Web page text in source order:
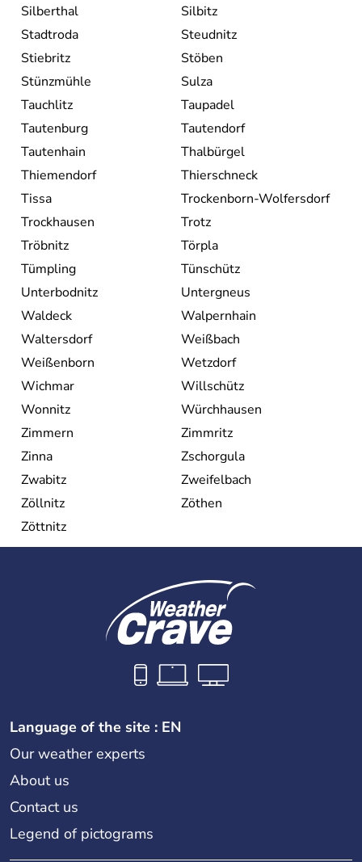
Silberthal
Silbitz
Stadtroda
Steudnitz
Stiebritz
Stöben
Stünzmühle
Sulza
Tauchlitz
Taupadel
Tautenburg
Tautendorf
Tautenhain
Thalbürgel
Thiemendorf
Thierschneck
Tissa
Trockenborn-Wolfersdorf
Trockhausen
Trotz
Tröbnitz
Törpla
Tümpling
Tünschütz
Unterbodnitz
Untergneus
Waldeck
Walpernhain
Waltersdorf
Weißbach
Weißenborn
Wetzdorf
Wichmar
Willschütz
Wonnitz
Würchhausen
Zimmern
Zimmritz
Zinna
Zschorgula
Zwabitz
Zweifelbach
Zöllnitz
Zöthen
Zöttnitz
Language of the site : EN
Our weather experts
About us
Contact us
Legend of pictograms